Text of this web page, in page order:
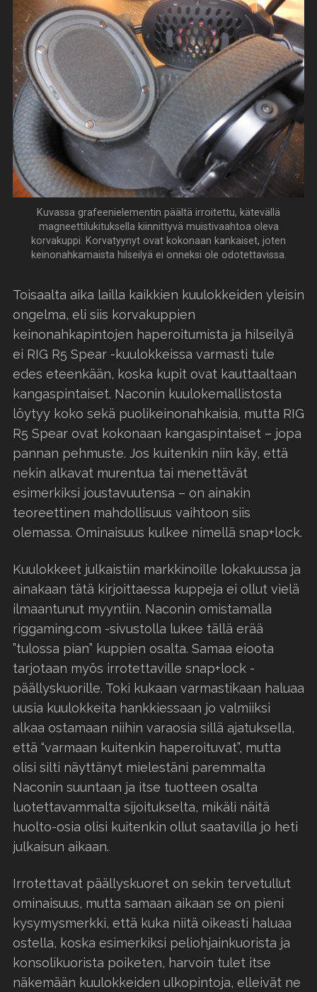
Kuvassa grafeenielementin päältä irroitettu, kätevällä
magneettilukituksella kiinnittyvä muistivaahtoa oleva
korvakuppi. Korvatyynyt ovat kokonaan kankaiset, joten
keinonahkamaista hilseilyä ei onneksi ole odotettavissa.
Toisaalta aika lailla kaikkien kuulokkeiden yleisin
ongelma, eli siis korvakuppien
keinonahkapintojen haperoitumista ja hilseilyä
ei RIG R5 Spear -kuulokkeissa varmasti tule
edes eteenkään, koska kupit ovat kauttaaltaan
kangaspintaiset. Naconin kuulokemallistosta
löytyy koko sekä puolikeinonahkaisia, mutta RIG
R5 Spear ovat kokonaan kangaspintaiset – jopa
pannan pehmuste. Jos kuitenkin niin käy, että
nekin alkavat murentua tai menettävät
esimerkiksi joustavuutensa – on ainakin
teoreettinen mahdollisuus vaihtoon siis
olemassa. Ominaisuus kulkee nimellä snap+lock.
Kuulokkeet julkaistiin markkinoille lokakuussa ja
ainakaan tätä kirjoittaessa kuppeja ei ollut vielä
ilmaantunut myyntiin. Naconin omistamalla
riggaming.com -sivustolla lukee tällä erää
”tulossa pian” kuppien osalta. Samaa eioota
tarjotaan myös irrotettaville snap+lock -
päällyskuorille. Toki kukaan varmastikaan haluaa
uusia kuulokkeita hankkiessaan jo valmiiksi
alkaa ostamaan niihin varaosia sillä ajatuksella,
että “varmaan kuitenkin haperoituvat”, mutta
olisi silti näyttänyt mielestäni paremmalta
Naconin suuntaan ja itse tuotteen osalta
luotettavammalta sijoitukselta, mikäli näitä
huolto-osia olisi kuitenkin ollut saatavilla jo heti
julkaisun aikaan.
Irrotettavat päällyskuoret on sekin tervetullut
ominaisuus, mutta samaan aikaan se on pieni
kysymysmerkki, että kuka niitä oikeasti haluaa
ostella, koska esimerkiksi peliohjainkuorista ja
konsolikuorista poiketen, harvoin tulet itse
näkemään kuulokkeiden ulkopintoja, elleivät ne